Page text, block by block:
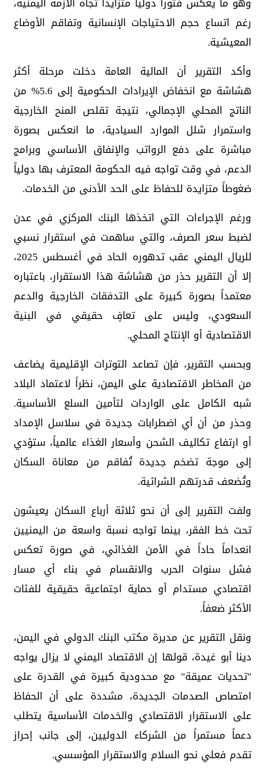
رغم اتساع حجم الاحتياجات الإنسانية وتفاقم الأوضاع
المعيشية.
وأكد التقرير أن المالية العامة دخلت مرحلة أكثر
هشاشة مع انخفاض الإيرادات الحكومية إلى 5.6% من
الناتج المحلي الإجمالي، نتيجة تقلص المنح الخارجية
واستمرار شلل الموارد السيادية، ما انعكس بصورة
مباشرة على دفع الرواتب والإنفاق الأساسي وبرامج
الدعم، في وقت تواجه فيه الحكومة المعترف بها دولياً
ضغوطاً متزايدة للحفاظ على الحد الأدنى من الخدمات.
ورغم الإجراءات التي اتخذها البنك المركزي في عدن
لضبط سعر الصرف، والتي ساهمت في استقرار نسبي
للريال اليمني عقب تدهوره الحاد في أغسطس 2025،
إلا أن التقرير حذر من هشاشة هذا الاستقرار، باعتباره
معتمداً بصورة كبيرة على التدفقات الخارجية والدعم
السعودي، وليس على تعافٍ حقيقي في البنية
الاقتصادية أو الإنتاج المحلي.
وبحسب التقرير، فإن تصاعد التوترات الإقليمية يضاعف
من المخاطر الاقتصادية على اليمن، نظراً لاعتماد البلاد
شبه الكامل على الواردات لتأمين السلع الأساسية.
وحذر من أن أي اضطرابات جديدة في سلاسل الإمداد
أو ارتفاع تكاليف الشحن وأسعار الغذاء عالمياً، ستؤدي
إلى موجة تضخم جديدة تُفاقم من معاناة السكان
وتُضعف قدرتهم الشرائية.
ولفت التقرير إلى أن نحو ثلاثة أرباع السكان يعيشون
تحت خط الفقر، بينما تواجه نسبة واسعة من اليمنيين
انعداماً حاداً في الأمن الغذائي، في صورة تعكس
فشل سنوات الحرب والانقسام في بناء أي مسار
اقتصادي مستدام أو حماية اجتماعية حقيقية للفئات
الأكثر ضعفاً.
ونقل التقرير عن مديرة مكتب البنك الدولي في اليمن،
دينا أبو غيدة، قولها إن الاقتصاد اليمني لا يزال يواجه
"تحديات عميقة" مع محدودية كبيرة في القدرة على
امتصاص الصدمات الجديدة، مشددة على أن الحفاظ
على الاستقرار الاقتصادي والخدمات الأساسية يتطلب
دعماً مستمراً من الشركاء الدوليين، إلى جانب إحراز
تقدم فعلي نحو السلام والاستقرار المؤسسي.